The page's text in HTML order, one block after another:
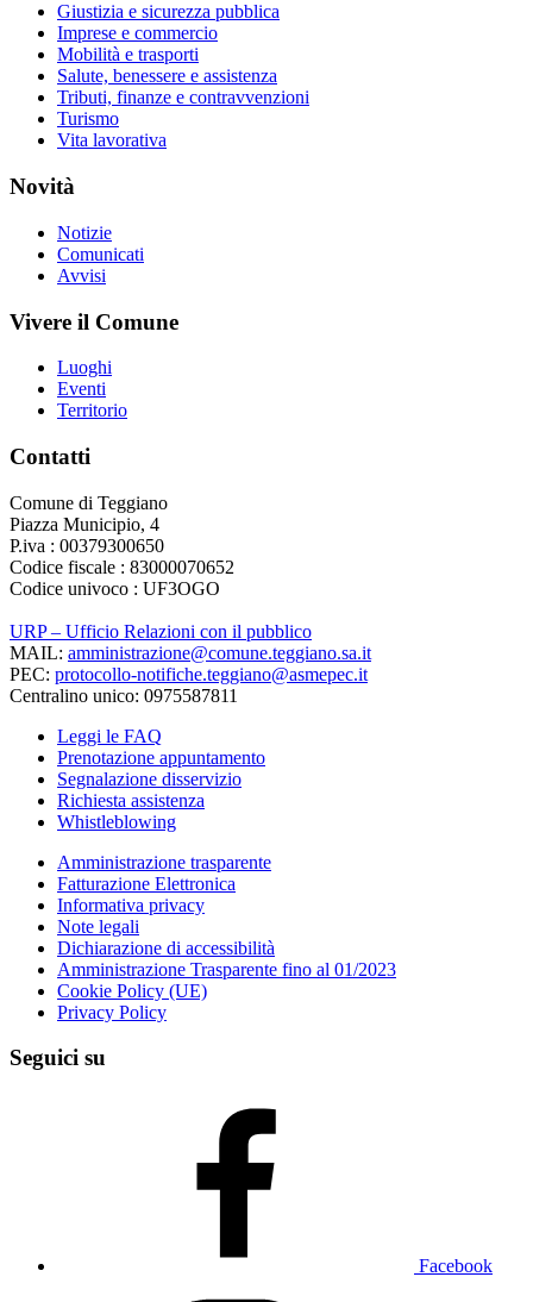
Giustizia e sicurezza pubblica
Imprese e commercio
Mobilità e trasporti
Salute, benessere e assistenza
Tributi, finanze e contravvenzioni
Turismo
Vita lavorativa
Novità
Notizie
Comunicati
Avvisi
Vivere il Comune
Luoghi
Eventi
Territorio
Contatti
Comune di Teggiano
Piazza Municipio, 4
P.iva : 00379300650
Codice fiscale : 83000070652
Codice univoco : UF3OGO
URP – Ufficio Relazioni con il pubblico
MAIL: amministrazione@comune.teggiano.sa.it
PEC: protocollo-notifiche.teggiano@asmepec.it
Centralino unico: 0975587811
Leggi le FAQ
Prenotazione appuntamento
Segnalazione disservizio
Richiesta assistenza
Whistleblowing
Amministrazione trasparente
Fatturazione Elettronica
Informativa privacy
Note legali
Dichiarazione di accessibilità
Amministrazione Trasparente fino al 01/2023
Cookie Policy (UE)
Privacy Policy
Seguici su
Facebook